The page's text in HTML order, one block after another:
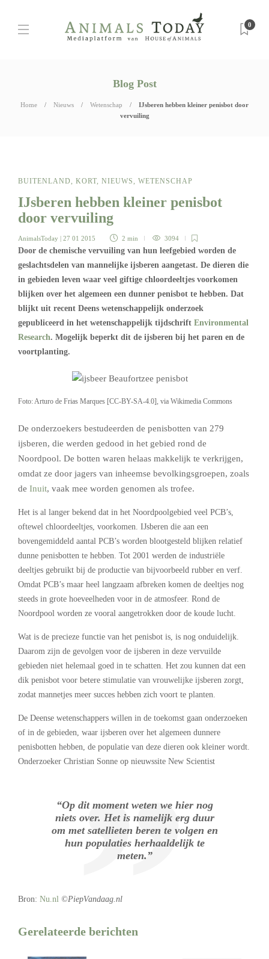
0
Blog Post
Home Nieuws Wetenschap
IJsberen hebben kleiner penisbot door
vervuiling
BUITENLAND, KORT, NIEUWS, WETENSCHAP
IJsberen hebben kleiner penisbot
door vervuiling
AnimalsToday | 27 01 2015 2 min 3094
Door de chemische vervuiling van hun leefgebied worden de
geslachtsdelen van mannelijke ijsberen aangetast. De dieren die
in gebieden leven waar veel giftige chloordeeltjes voorkomen
blijken over het algemeen een dunner penisbot te hebben. Dat
blijkt uit recent Deens wetenschappelijk onderzoek
gepubliceerd in het wetenschappelijk tijdschrift Environmental
Research. Mogelijk beperkt dit de ijsberen bij het paren en de
voortplanting.
Foto: Arturo de Frias Marques [CC-BY-SA-4.0], via Wikimedia Commons
De onderzoekers bestudeerden de penisbotten van 279
ijsberen, die werden gedood in het gebied rond de
Noordpool. De botten waren helaas makkelijk te verkrijgen,
omdat ze door jagers van inheemse bevolkingsgroepen, zoals
de Inuit, vaak mee worden genomen als trofee.
Het is al langer bekend dat in het Noordpoolgebied veel PCB’s,
oftewel chloordeeltjes, voorkomen. IJsberen die aan een
bovengemiddeld aantal PCB’s worden blootgesteld blijken relatief
dunne penisbotten te hebben. Tot 2001 werden de industriële
deeltjes gebruikt bij de productie van bijvoorbeeld rubber en verf.
Omdat PCB’s maar heel langzaam afbreken komen de deeltjes nog
steeds in grote hoeveelheden voor in de atmosfeer. Rond de
Noordpool worden ze vooral aangetrokken door de koude lucht.
Wat is de precieze functie van het penisbot is, is nog onduidelijk.
Daarom zijn de gevolgen voor de ijsberen in deze vervuilde
gebieden niet helemaal goed in te schatten. Het zou kunnen dat een
dik penisbot voor betere stimulatie van vrouwelijke ijsberen zorgt,
zodat mannetjes meer succes hebben zich voort te planten.
De Deense wetenschappers willen in de toekomst gaan onderzoeken
of in de gebieden, waar ijsberen over het algemeen dunnere
penisbotten hebben, de populatie van deze dieren ook kleiner wordt.
Onderzoeker Christian Sonne op nieuwssite New Scientist
“Op dit moment weten we hier nog
niets over. Het is namelijk erg duur
om met satellieten beren te volgen en
hun populaties herhaaldelijk te
meten.”
Bron: Nu.nl ©PiepVandaag.nl
Gerelateerde berichten